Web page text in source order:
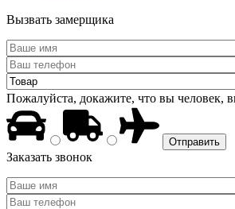
Вызвать замерщика
Пожалуйста, докажите, что вы человек,
Заказать звонок